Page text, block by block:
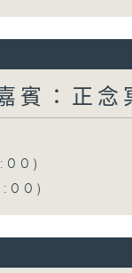
賓：正念